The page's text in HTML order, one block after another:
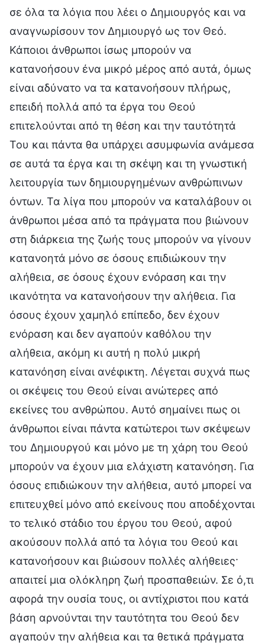
σε όλα τα λόγια που λέει ο Δημιουργός και να
αναγνωρίσουν τον Δημιουργό ως τον Θεό.
Κάποιοι άνθρωποι ίσως μπορούν να
κατανοήσουν ένα μικρό μέρος από αυτά, όμως
είναι αδύνατο να τα κατανοήσουν πλήρως,
επειδή πολλά από τα έργα του Θεού
επιτελούνται από τη θέση και την ταυτότητά
Του και πάντα θα υπάρχει ασυμφωνία ανάμεσα
σε αυτά τα έργα και τη σκέψη και τη γνωστική
λειτουργία των δημιουργημένων ανθρώπινων
όντων. Τα λίγα που μπορούν να καταλάβουν οι
άνθρωποι μέσα από τα πράγματα που βιώνουν
στη διάρκεια της ζωής τους μπορούν να γίνουν
κατανοητά μόνο σε όσους επιδιώκουν την
αλήθεια, σε όσους έχουν ενόραση και την
ικανότητα να κατανοήσουν την αλήθεια. Για
όσους έχουν χαμηλό επίπεδο, δεν έχουν
ενόραση και δεν αγαπούν καθόλου την
αλήθεια, ακόμη κι αυτή η πολύ μικρή
κατανόηση είναι ανέφικτη. Λέγεται συχνά πως
οι σκέψεις του Θεού είναι ανώτερες από
εκείνες του ανθρώπου. Αυτό σημαίνει πως οι
άνθρωποι είναι πάντα κατώτεροι των σκέψεων
του Δημιουργού και μόνο με τη χάρη του Θεού
μπορούν να έχουν μια ελάχιστη κατανόηση. Για
όσους επιδιώκουν την αλήθεια, αυτό μπορεί να
επιτευχθεί μόνο από εκείνους που αποδέχονται
το τελικό στάδιο του έργου του Θεού, αφού
ακούσουν πολλά από τα λόγια του Θεού και
κατανοήσουν και βιώσουν πολλές αλήθειες·
απαιτεί μια ολόκληρη ζωή προσπαθειών. Σε ό,τι
αφορά την ουσία τους, οι αντίχριστοι που κατά
βάση αρνούνται την ταυτότητα του Θεού δεν
αγαπούν την αλήθεια και τα θετικά πράγματα